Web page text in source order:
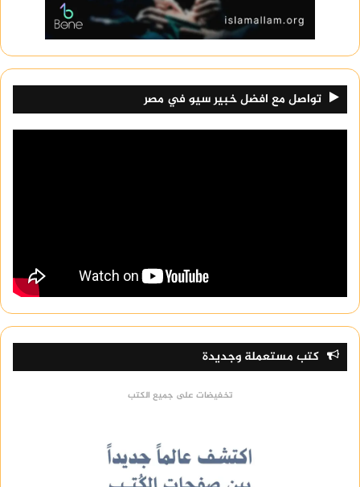
تواصل مع افضل خبير سيو في مصر
كتب مستعملة وجديدة
تخفيضات على جميع الكتب